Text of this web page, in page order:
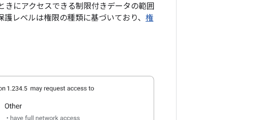
きにアクセスできる制限付きデータの範囲
レベルは権限の種類に基づいており、 権